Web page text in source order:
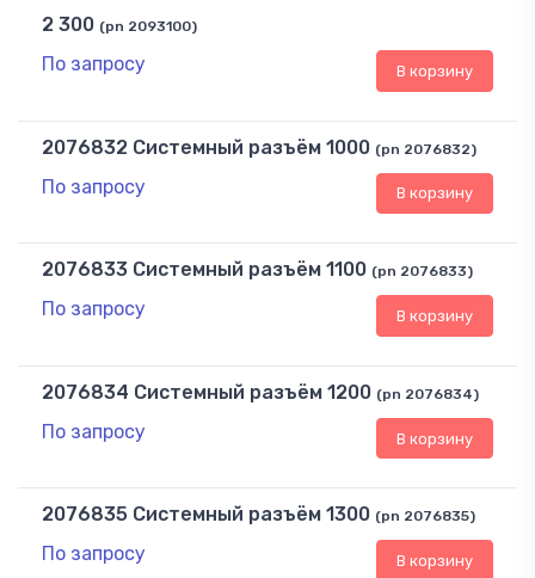
2 300 (pn 2093100)
По запросу В корзину
2076832 Системный разъём 1000 (pn 2076832)
По запросу В корзину
2076833 Системный разъём 1100 (pn 2076833)
По запросу В корзину
2076834 Системный разъём 1200 (pn 2076834)
По запросу В корзину
2076835 Системный разъём 1300 (pn 2076835)
По запросу В корзину